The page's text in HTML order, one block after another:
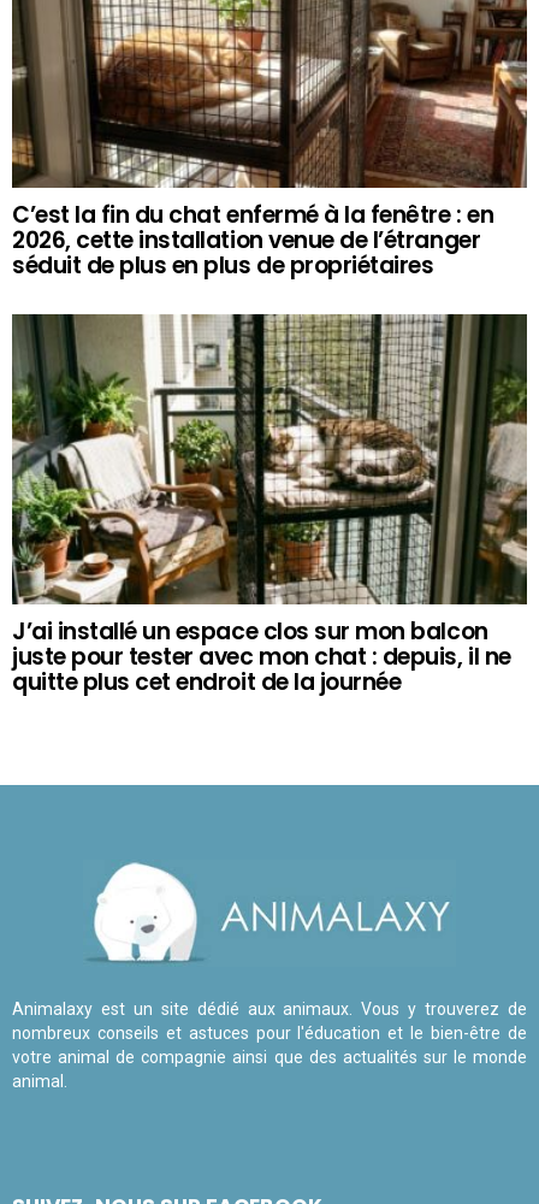
C’est la fin du chat enfermé à la fenêtre : en
2026, cette installation venue de l’étranger
séduit de plus en plus de propriétaires
J’ai installé un espace clos sur mon balcon
juste pour tester avec mon chat : depuis, il ne
quitte plus cet endroit de la journée
Animalaxy est un site dédié aux animaux. Vous y trouverez de
nombreux conseils et astuces pour l'éducation et le bien-être de
votre animal de compagnie ainsi que des actualités sur le monde
animal.